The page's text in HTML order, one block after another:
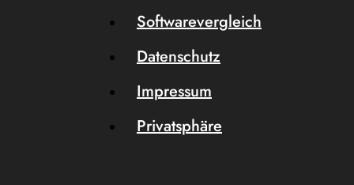
Softwarevergleich
Datenschutz
Impressum
Privatsphäre